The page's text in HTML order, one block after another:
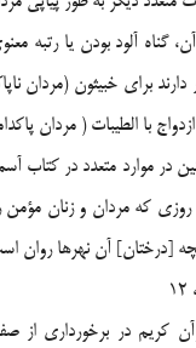
گناه آلود بودن يا رتبه
با الطيبات ( مردان
در موارد متعدد در كتاب
كه مردان و زنان مؤمن
[درختان] آن نهرها روان
كريم در برخورداري از